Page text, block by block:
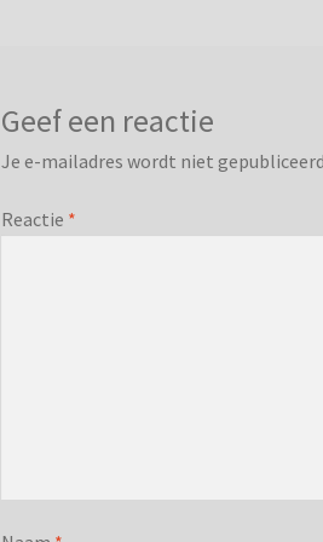
Geef een reactie
Je e-mailadres wordt niet
Reactie *